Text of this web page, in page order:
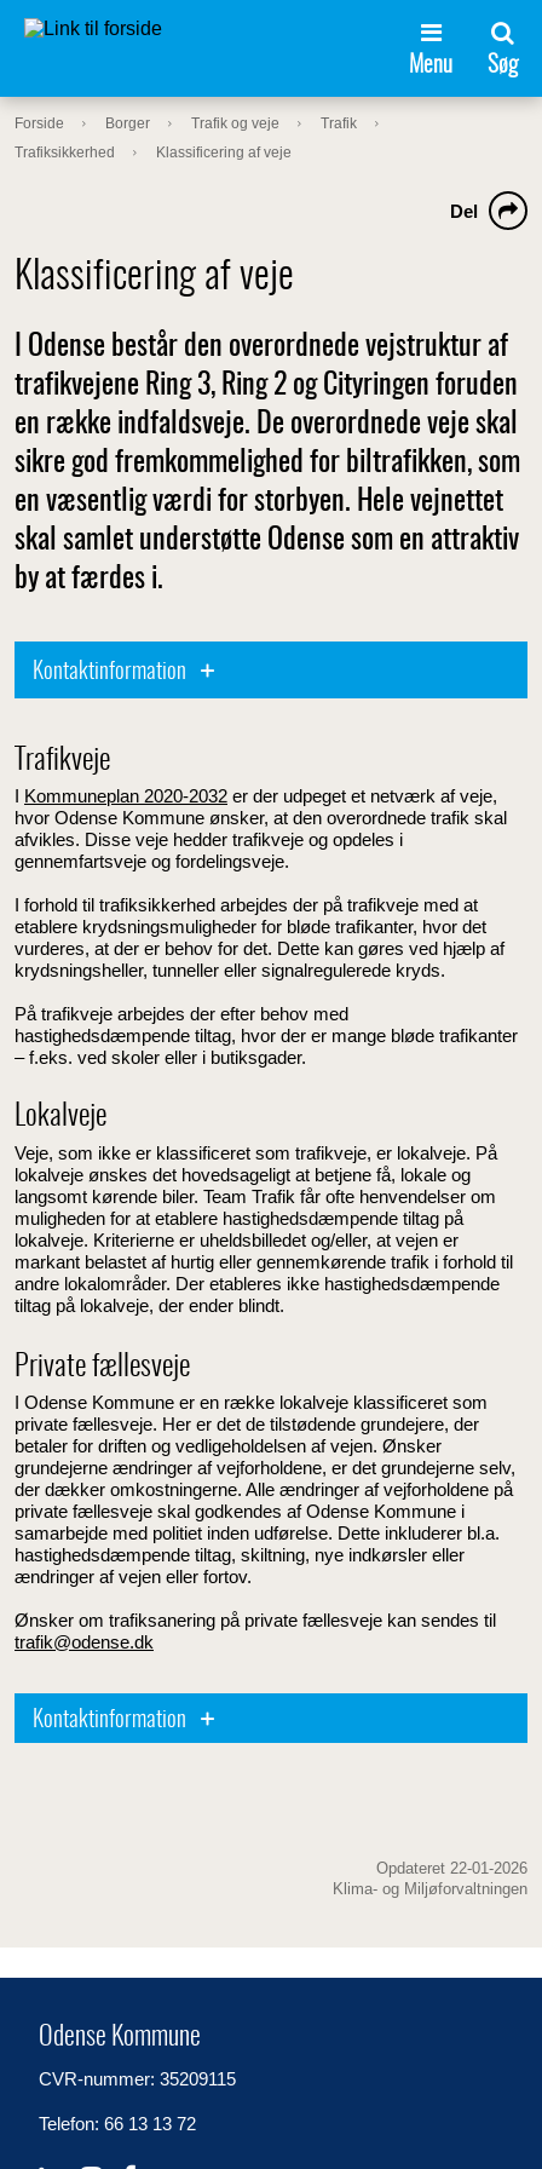
Menu Søg
Forside Borger Trafik og veje
Trafik
Trafiksikkerhed
Klassificering af veje
Klassificering af veje
Del
I Odense består den overordnede vejstruktur af
trafikvejene Ring 3, Ring 2 og Cityringen foruden
en række indfaldsveje. De overordnede veje skal
sikre god fremkommelighed for biltrafikken, som
en væsentlig værdi for storbyen. Hele vejnettet
skal samlet understøtte Odense som en attraktiv
by at færdes i.
Kontaktinformation
Trafikveje
I Kommuneplan 2020-2032 er der udpeget et netværk af veje,
hvor Odense Kommune ønsker, at den overordnede trafik skal
afvikles. Disse veje hedder trafikveje og opdeles i
gennemfartsveje og fordelingsveje.
I forhold til trafiksikkerhed arbejdes der på trafikveje med at
etablere krydsningsmuligheder for bløde trafikanter, hvor det
vurderes, at der er behov for det. Dette kan gøres ved hjælp af
krydsningsheller, tunneller eller signalregulerede kryds.
På trafikveje arbejdes der efter behov med
hastighedsdæmpende tiltag, hvor der er mange bløde trafikanter
– f.eks. ved skoler eller i butiksgader.
Lokalveje
Veje, som ikke er klassificeret som trafikveje, er lokalveje. På
lokalveje ønskes det hovedsageligt at betjene få, lokale og
langsomt kørende biler. Team Trafik får ofte henvendelser om
muligheden for at etablere hastighedsdæmpende tiltag på
lokalveje. Kriterierne er uheldsbilledet og/eller, at vejen er
markant belastet af hurtig eller gennemkørende trafik i forhold til
andre lokalområder. Der etableres ikke hastighedsdæmpende
tiltag på lokalveje, der ender blindt.
Private fællesveje
I Odense Kommune er en række lokalveje klassificeret som
private fællesveje. Her er det de tilstødende grundejere, der
betaler for driften og vedligeholdelsen af vejen. Ønsker
grundejerne ændringer af vejforholdene, er det grundejerne selv,
der dækker omkostningerne. Alle ændringer af vejforholdene på
private fællesveje skal godkendes af Odense Kommune i
samarbejde med politiet inden udførelse. Dette inkluderer bl.a.
hastighedsdæmpende tiltag, skiltning, nye indkørsler eller
ændringer af vejen eller fortov.
Ønsker om trafiksanering på private fællesveje kan sendes til
trafik@odense.dk
Kontaktinformation
Opdateret 22-01-2026
Klima- og Miljøforvaltningen
Odense Kommune
CVR-nummer: 35209115
Telefon: 66 13 13 72